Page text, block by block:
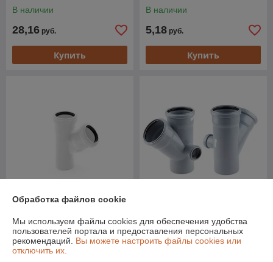
(РосТурПласт)
В наличии
28,16 руб.
Купить
В наличии
5,18 руб.
Купить
РТП (Для внутренней
канализации) (РосТурПласт)
В наличии
110/110х45/50 правая РТП
(Для внутренней
канализации) (РосТурПласт)
Обработка файлов cookie
Мы используем файлы cookies для обеспечения удобства
пользователей портала и предоставления персональных
рекомендаций. Вы можете настроить файлы cookies или
отключить их.